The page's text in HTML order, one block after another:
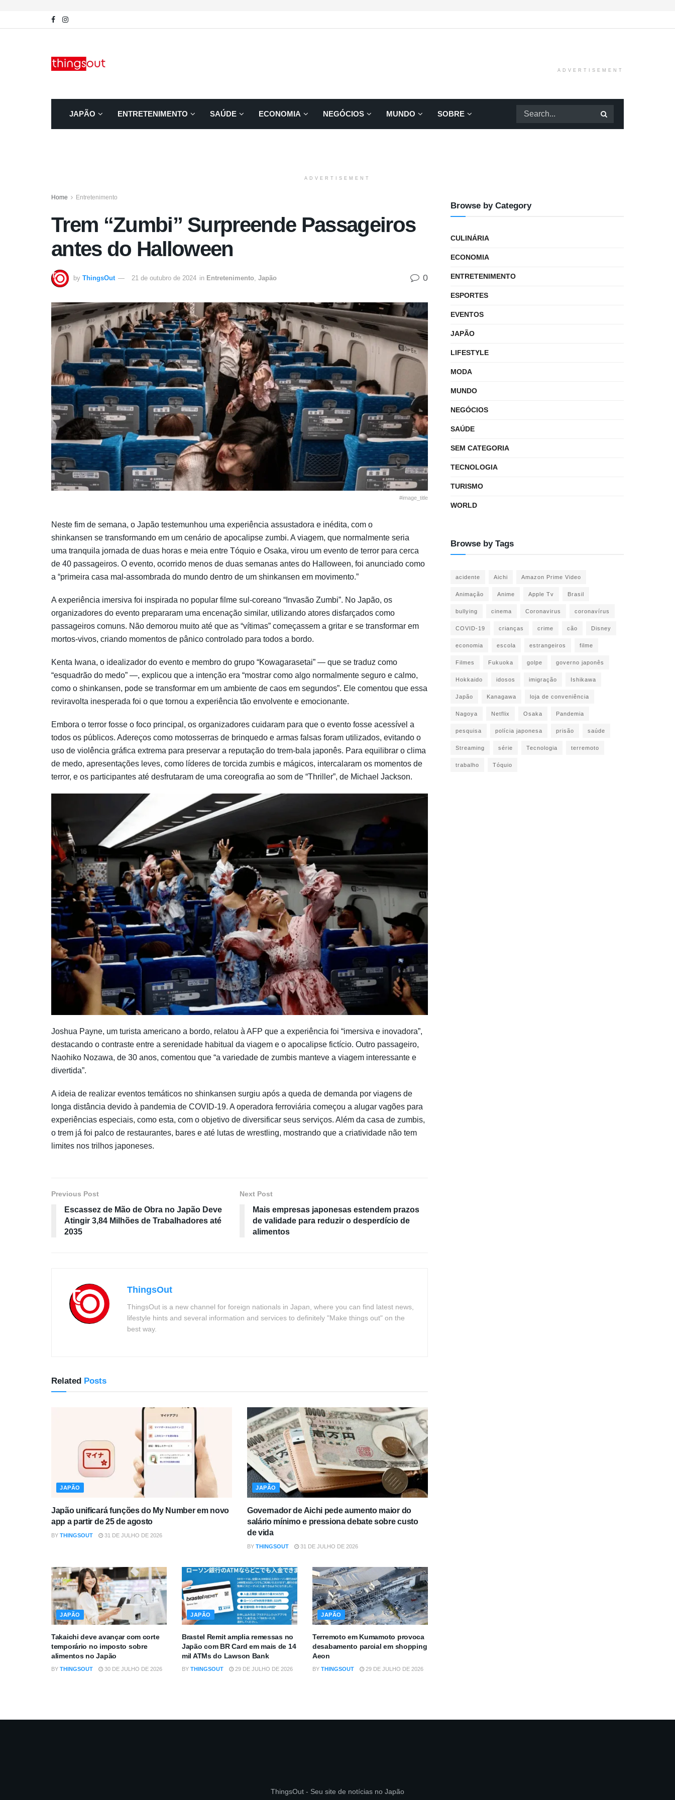
ADVERTISEMENT
JAPÃO ENTRETENIMENTO SAÚDE ECONOMIA NEGÓCIOS MUNDO SOBRE
ADVERTISEMENT
Home Entretenimento
Trem “Zumbi” Surpreende Passageiros
antes do Halloween
by ThingsOut 21 de outubro de 2024 in Entretenimento Japão 0
#image_title
Neste fim de semana, o Japão testemunhou uma experiência assustadora e inédita, com o
shinkansen se transformando em um cenário de apocalipse zumbi. A viagem, que normalmente seria
uma tranquila jornada de duas horas e meia entre Tóquio e Osaka, virou um evento de terror para cerca
de 40 passageiros. O evento, ocorrido menos de duas semanas antes do Halloween, foi anunciado como
a “primeira casa mal-assombrada do mundo dentro de um shinkansen em movimento.”
A experiência imersiva foi inspirada no popular filme sul-coreano “Invasão Zumbi”. No Japão, os
organizadores do evento prepararam uma encenação similar, utilizando atores disfarçados como
passageiros comuns. Não demorou muito até que as “vítimas” começassem a gritar e se transformar em
mortos-vivos, criando momentos de pânico controlado para todos a bordo.
Kenta Iwana, o idealizador do evento e membro do grupo “Kowagarasetai” — que se traduz como
“esquadrão do medo” —, explicou que a intenção era “mostrar como algo normalmente seguro e calmo,
como o shinkansen, pode se transformar em um ambiente de caos em segundos”. Ele comentou que essa
reviravolta inesperada foi o que tornou a experiência tão envolvente e emocionante.
Embora o terror fosse o foco principal, os organizadores cuidaram para que o evento fosse acessível a
todos os públicos. Adereços como motosserras de brinquedo e armas falsas foram utilizados, evitando o
uso de violência gráfica extrema para preservar a reputação do trem-bala japonês. Para equilibrar o clima
de medo, apresentações leves, como líderes de torcida zumbis e mágicos, intercalaram os momentos de
terror, e os participantes até desfrutaram de uma coreografia ao som de “Thriller”, de Michael Jackson.
Joshua Payne, um turista americano a bordo, relatou à AFP que a experiência foi “imersiva e inovadora”,
destacando o contraste entre a serenidade habitual da viagem e o apocalipse fictício. Outro passageiro,
Naohiko Nozawa, de 30 anos, comentou que “a variedade de zumbis manteve a viagem interessante e
divertida”.
A ideia de realizar eventos temáticos no shinkansen surgiu após a queda de demanda por viagens de
longa distância devido à pandemia de COVID-19. A operadora ferroviária começou a alugar vagões para
experiências especiais, como esta, com o objetivo de diversificar seus serviços. Além da casa de zumbis,
o trem já foi palco de restaurantes, bares e até lutas de wrestling, mostrando que a criatividade não tem
limites nos trilhos japoneses.
Previous Post
Escassez de Mão de Obra no Japão Deve
Atingir 3,84 Milhões de Trabalhadores até
2035
Next Post
Mais empresas japonesas estendem prazos
de validade para reduzir o desperdício de
alimentos
ThingsOut
ThingsOut is a new channel for foreign nationals in Japan, where you can find latest news,
lifestyle hints and several information and services to definitely "Make things out" on the
best way.
Related Posts
JAPÃO
Japão unificará funções do My Number em novo
app a partir de 25 de agosto
BY THINGSOUT 31 DE JULHO DE 2026
JAPÃO
Governador de Aichi pede aumento maior do
salário mínimo e pressiona debate sobre custo
de vida
BY THINGSOUT 31 DE JULHO DE 2026
JAPÃO
Takaichi deve avançar com corte
temporário no imposto sobre
alimentos no Japão
BY THINGSOUT 30 DE JULHO DE 2026
JAPÃO
Brastel Remit amplia remessas no
Japão com BR Card em mais de 14
mil ATMs do Lawson Bank
BY THINGSOUT 29 DE JULHO DE 2026
JAPÃO
Terremoto em Kumamoto provoca
desabamento parcial em shopping
Aeon
BY THINGSOUT 29 DE JULHO DE 2026
Browse by Category
CULINÁRIA
ECONOMIA
ENTRETENIMENTO
ESPORTES
EVENTOS
JAPÃO
LIFESTYLE
MODA
MUNDO
NEGÓCIOS
SAÚDE
SEM CATEGORIA
TECNOLOGIA
TURISMO
WORLD
Browse by Tags
acidente Aichi Amazon Prime Video
Animação Anime Apple Tv Brasil
bullying cinema Coronavirus coronavírus
COVID-19 crianças crime cão Disney
economia escola estrangeiros filme
Filmes Fukuoka golpe governo japonês
Hokkaido idosos imigração Ishikawa
Japão Kanagawa loja de conveniência
Nagoya Netflix Osaka Pandemia
pesquisa polícia japonesa prisão saúde
Streaming série Tecnologia terremoto
trabalho Tóquio
ThingsOut - Seu site de notícias no Japão